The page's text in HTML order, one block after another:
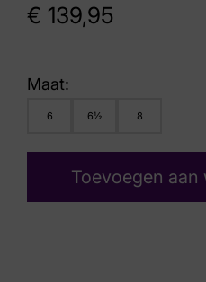
€ 139,95
Maat:
6 6½ 8
Toevoegen